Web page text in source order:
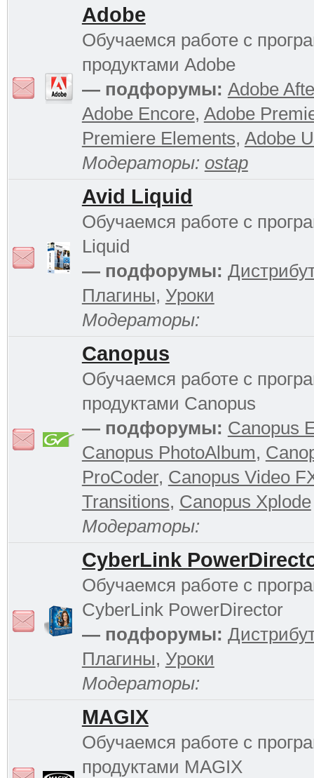
Adobe
Обучаемся работе с
продуктами Adobe
— подфорумы: Adobe
Adobe Encore, Adobe
Premiere Elements, Adobe
Модераторы: ostap
Avid Liquid
Обучаемся работе с
Liquid
— подфорумы:
Плагины, Уроки
Модераторы:
Canopus
Обучаемся работе с
продуктами Canopus
— подфорумы: Canopus
Canopus PhotoAlbum,
ProCoder, Canopus Video
Transitions, Canopus Xplode
Модераторы:
CyberLink
Обучаемся работе с
CyberLink PowerDirector
— подфорумы:
Плагины, Уроки
Модераторы:
MAGIX
Обучаемся работе с
продуктами MAGIX